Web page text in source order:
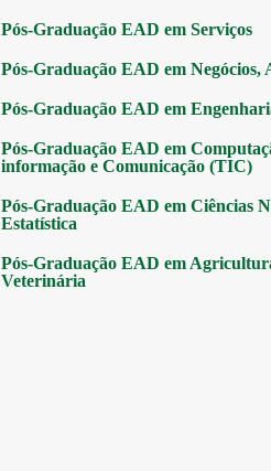
Pós-Graduação EAD em Serviços
Pós-Graduação EAD em
Pós-Graduação EAD em
Pós-Graduação EAD em
informação e Comunicação (TIC)
Pós-Graduação EAD em Ciências
Estatística
Pós-Graduação EAD em
Veterinária